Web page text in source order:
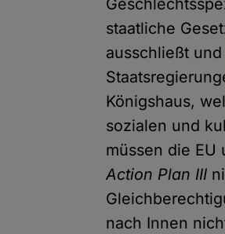
staatliche
ausschließt
Königshaus,
sozialen und
müssen die
Action Plan III
nach Innen